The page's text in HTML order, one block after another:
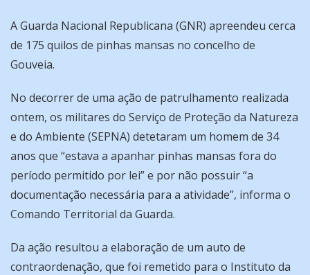
A Guarda Nacional Republicana (GNR) apreendeu cerca
de 175 quilos de pinhas mansas no concelho de
Gouveia.
No decorrer de uma ação de patrulhamento realizada
ontem, os militares do Serviço de Proteção da Natureza
e do Ambiente (SEPNA) detetaram um homem de 34
anos que “estava a apanhar pinhas mansas fora do
período permitido por lei” e por não possuir “a
documentação necessária para a atividade”, informa o
Comando Territorial da Guarda.
Da ação resultou a elaboração de um auto de
contraordenação, que foi remetido para o Instituto da